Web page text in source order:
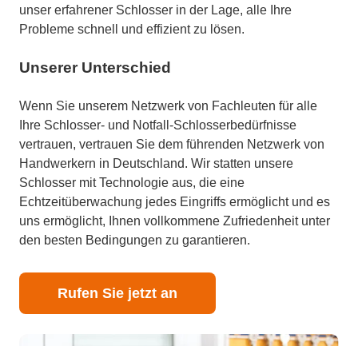
unser erfahrener Schlosser in der Lage, alle Ihre
Probleme schnell und effizient zu lösen.
Unserer Unterschied
Wenn Sie unserem Netzwerk von Fachleuten für alle
Ihre Schlosser- und Notfall-Schlosserbedürfnisse
vertrauen, vertrauen Sie dem führenden Netzwerk von
Handwerkern in Deutschland. Wir statten unsere
Schlosser mit Technologie aus, die eine
Echtzeitüberwachung jedes Eingriffs ermöglicht und es
uns ermöglicht, Ihnen vollkommene Zufriedenheit unter
den besten Bedingungen zu garantieren.
Rufen Sie jetzt an